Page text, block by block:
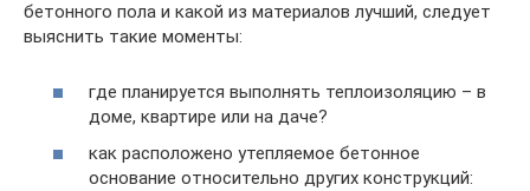
бетонного пола и какой из материалов лучший, следует
выяснить такие моменты:
где планируется выполнять теплоизоляцию – в
доме, квартире или на даче?
как расположено утепляемое бетонное
основание относительно других конструкций: